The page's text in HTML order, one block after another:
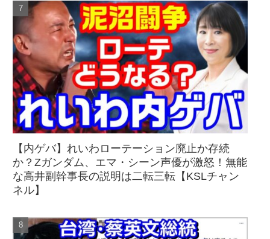
【内ゲバ】れいわローテーション廃止か存続
か？Zガンダム、エマ・シーン声優が激怒！無能
な高井副幹事長の説明は二転三転【KSLチャン
ネル】